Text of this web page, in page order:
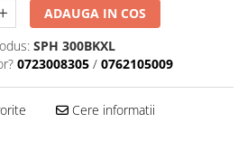
ADAUGA IN COS
SPH 300BKXL
0723008305 / 0762105009
Cere informatii